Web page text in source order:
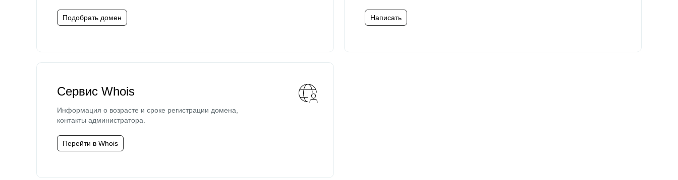
Подобрать домен Написать
Сервис Whois
Информация о возрасте и сроке регистрации домена,
контакты администратора.
Перейти в Whois